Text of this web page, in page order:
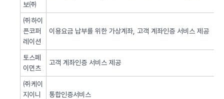
보㈜
㈜하이
픈코퍼
레이션
이용요금 납부를 위한 가상계좌, 고객 계좌인증 서비스 제공
토스페
이먼츠
고객 계좌인증 서비스 제공
㈜케이
지이니
통합인증서비스